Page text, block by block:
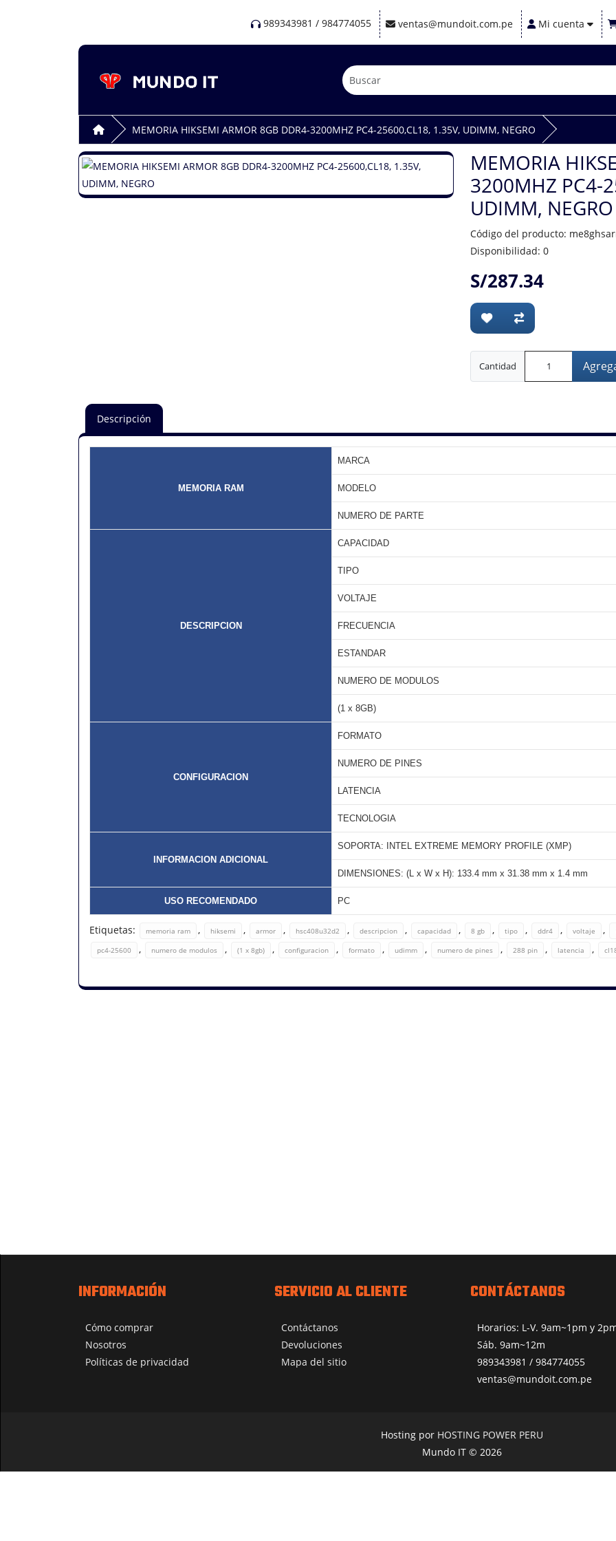
989343981 / 984774055 ventas@mundoit.com.pe Mi cuenta
MEMORIA HIKSEMI ARMOR 8GB DDR4-3200MHZ PC4-25600,CL18, 1.35V, UDIMM, NEGRO
MEMORIA
3200MHZ PC4-
UDIMM, NEGRO
Código del producto:
Disponibilidad: 0
S/287.34
Cantidad
Descripción
MEMORIA RAM
MARCA
MODELO
NUMERO DE PARTE
DESCRIPCION
CAPACIDAD
TIPO
VOLTAJE
FRECUENCIA
ESTANDAR
NUMERO DE MODULOS
(1 x 8GB)
CONFIGURACION
FORMATO
NUMERO DE PINES
LATENCIA
TECNOLOGIA
INFORMACION ADICIONAL
SOPORTA: INTEL EXTREME MEMORY PROFILE (XMP)
DIMENSIONES: (L x W x H): 133.4 mm x 31.38 mm x 1.4 mm
USO RECOMENDADO PC
Etiquetas: memoria ram , hiksemi , armor , hsc408u32d2 , descripcion , capacidad , 8 gb , tipo , ddr4 , voltaje ,
pc4-25600 , numero de modulos , (1 x 8gb) , configuracion , formato , udimm , numero de pines , 288 pin , latencia ,
INFORMACIÓN
Cómo comprar
Nosotros
Políticas de privacidad
SERVICIO AL CLIENTE
Contáctanos
Devoluciones
Mapa del sitio
CONTÁCTANOS
Horarios: L-V. 9am~1pm y
Sáb. 9am~12m
989343981 / 984774055
ventas@mundoit.com.pe
Hosting por HOSTING POWER PERU
Mundo IT © 2026